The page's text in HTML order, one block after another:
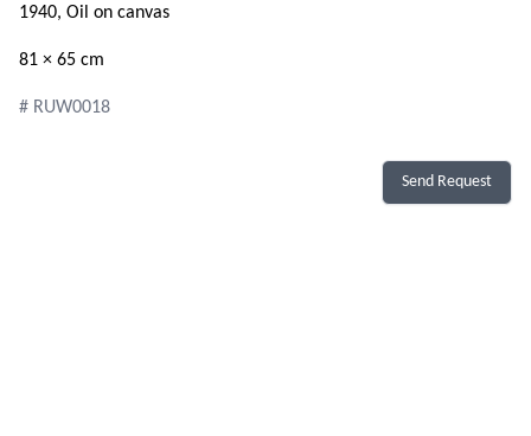
1940, Oil on canvas
81 × 65 cm
# RUW0018
Send Request